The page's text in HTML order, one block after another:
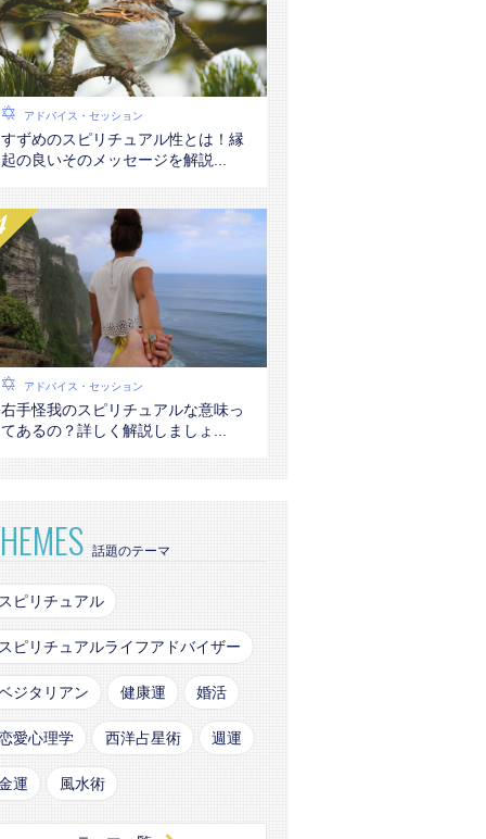
アドバイス・セッション
すずめのスピリチュアル性とは！縁
起の良いそのメッセージを解説...
アドバイス・セッション
右手怪我のスピリチュアルな意味っ
てあるの？詳しく解説しましょ...
話題のテーマ
スピリチュアル
スピリチュアルライフアドバイザー
ジタリアン 健康運 婚活
愛心理学 西洋占星術 週運
運 風水術